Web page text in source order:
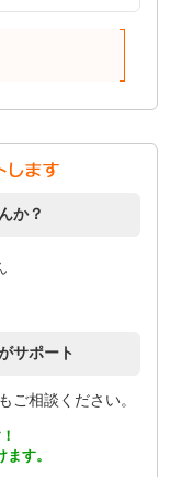
か？
サポート
ご相談ください。
す。